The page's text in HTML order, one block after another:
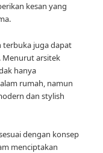
kesan yang
terbuka juga dapat
Menurut arsitek
hanya
rumah, namun
dan stylish
dengan konsep
menciptakan